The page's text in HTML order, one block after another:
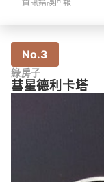
資訊錯誤回報
No.3
綠房子
彗星德利卡塔